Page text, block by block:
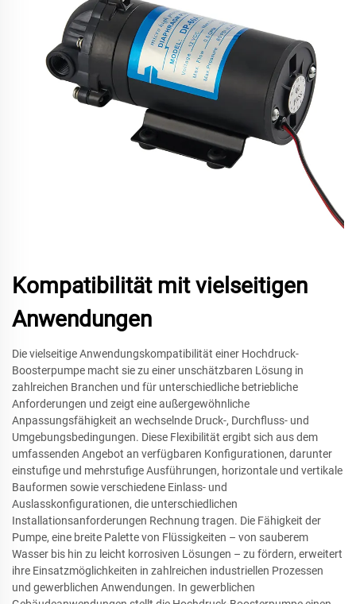
Kompatibilität mit vielseitigen
Anwendungen
Die vielseitige Anwendungskompatibilität einer Hochdruck-
Boosterpumpe macht sie zu einer unschätzbaren Lösung in
zahlreichen Branchen und für unterschiedliche betriebliche
Anforderungen und zeigt eine außergewöhnliche
Anpassungsfähigkeit an wechselnde Druck-, Durchfluss- und
Umgebungsbedingungen. Diese Flexibilität ergibt sich aus dem
umfassenden Angebot an verfügbaren Konfigurationen, darunter
einstufige und mehrstufige Ausführungen, horizontale und vertikale
Bauformen sowie verschiedene Einlass- und
Auslasskonfigurationen, die unterschiedlichen
Installationsanforderungen Rechnung tragen. Die Fähigkeit der
Pumpe, eine breite Palette von Flüssigkeiten – von sauberem
Wasser bis hin zu leicht korrosiven Lösungen – zu fördern, erweitert
ihre Einsatzmöglichkeiten in zahlreichen industriellen Prozessen
und gewerblichen Anwendungen. In gewerblichen